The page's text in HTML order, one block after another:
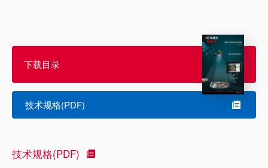
下载目录
技术规格(PDF)
技术规格(PDF)